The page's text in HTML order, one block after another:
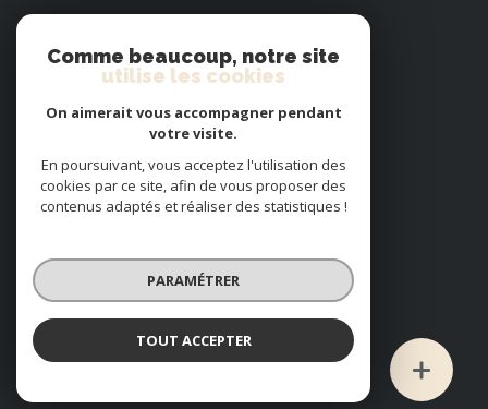
Réalisé par
Comme beaucoup, notre site
utilise les cookies
On aimerait vous accompagner pendant
votre visite.
En poursuivant, vous acceptez l'utilisation des
cookies par ce site, afin de vous proposer des
contenus adaptés et réaliser des statistiques !
PARAMÉTRER
TOUT ACCEPTER